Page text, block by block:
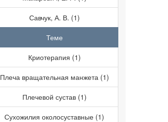
Савчук, А. В. (1)
Теме
Криотерапия (1)
Плеча вращательная манжета (1)
Плечевой сустав (1)
Сухожилия околосуставные (1)